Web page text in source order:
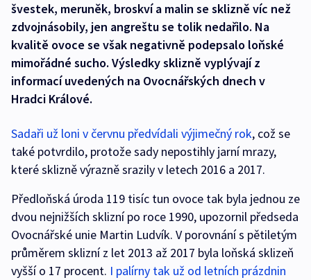
švestek, meruněk, broskví a malin se sklizně víc než
zdvojnásobily, jen angreštu se tolik nedařilo. Na
kvalitě ovoce se však negativně podepsalo loňské
mimořádné sucho. Výsledky sklizně vyplývají z
informací uvedených na Ovocnářských dnech v
Hradci Králové.
Sadaři už loni v červnu předvídali výjimečný rok, což se
také potvrdilo, protože sady nepostihly jarní mrazy,
které sklizně výrazně srazily v letech 2016 a 2017.
Předloňská úroda 119 tisíc tun ovoce tak byla jednou ze
dvou nejnižších sklizní po roce 1990, upozornil předseda
Ovocnářské unie Martin Ludvík. V porovnání s pětiletým
průměrem sklizní z let 2013 až 2017 byla loňská sklizeň
vyšší o 17 procent. I palírny tak už od letních prázdnin